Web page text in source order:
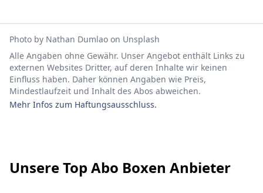
Photo by Nathan Dumlao on Unsplash
Alle Angaben ohne Gewähr. Unser Angebot enthält Links zu
externen Websites Dritter, auf deren Inhalte wir keinen
Einfluss haben. Daher können Angaben wie Preis,
Mindestlaufzeit und Inhalt des Abos abweichen.
Mehr Infos zum Haftungsausschluss.
Unsere Top Abo Boxen Anbieter